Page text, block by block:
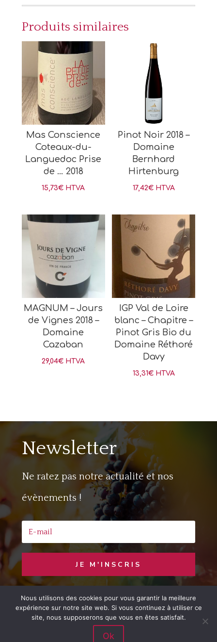
Produits similaires
Mas Conscience
Coteaux-du-
Languedoc Prise
de … 2018
15,73€ HTVA
Pinot Noir 2018 –
Domaine
Bernhard
Hirtenburg
17,42€ HTVA
MAGNUM – Jours
de Vignes 2018 –
Domaine
Cazaban
29,04€ HTVA
IGP Val de Loire
blanc – Chapitre –
Pinot Gris Bio du
Domaine Réthoré
Davy
13,31€ HTVA
Newsletter
Ne ratez pas notre actualité et nos
évènements !
JE M'INSCRIS
Copyright © 2020 Jaime le Vin – Developed
by
LemonCom
Nous utilisons des cookies pour vous garantir la meilleure
expérience sur notre site web. Si vous continuez à utiliser ce
site, nous supposerons que vous en êtes satisfait.
Ok